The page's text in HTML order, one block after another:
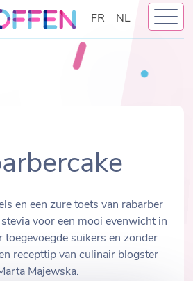
FR NL
en een zure toets van rabarber
voor een mooi evenwicht in
toegevoegde suikers en zonder
recepttip van culinair blogster
Majewska.